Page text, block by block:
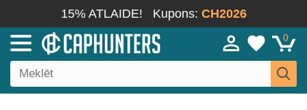
15% ATLAIDE! Kupons: CH2026
0